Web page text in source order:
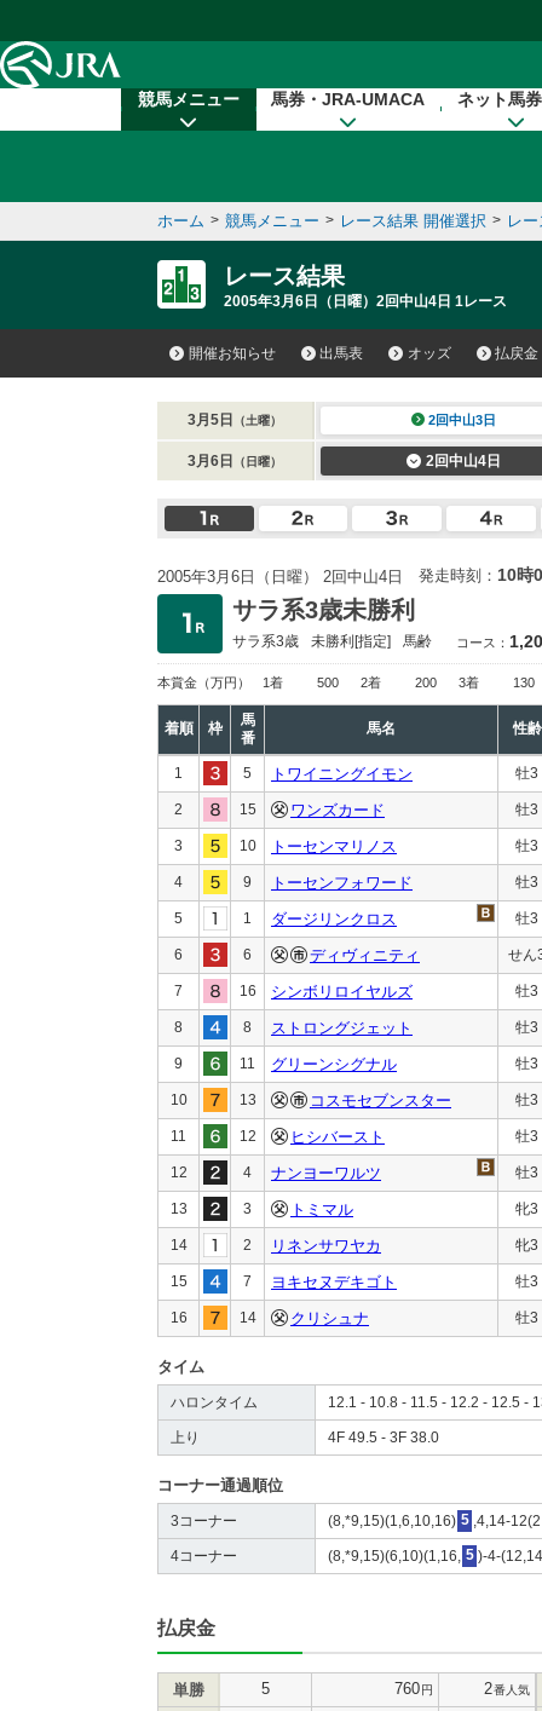
競馬メニュー 馬券・JRA-UMACA ネット馬
ホーム > 競馬メニュー > レース結果 開催選択 > レ
レース結果
2005年3月6日（日曜）2回中山4日 1レース
開催お知らせ 出馬表 オッズ 払戻金
3月5日 （土曜） 2回中山3日
3月6日 （日曜） 2回中山4日
2005年3月6日（日曜） 2回中山4日 発走時刻： 10時
サラ系3歳未勝利
サラ系3歳 未勝利[指定] 馬齢 コース：
本賞金 （万円） 1着 500 2着 200 3着 130
着順 枠
馬
番
馬名 性齢
1 5 トワイニングイモン 牡3
2 15 ワンズカード 牡3
3 10 トーセンマリノス 牡3
4 9 トーセンフォワード 牡3
5 1 ダージリンクロス 牡3
6 6 ディヴィニティ せん
7 16 シンボリロイヤルズ 牡3
8 8 ストロングジェット 牡3
9 11 グリーンシグナル 牡3
10 13 コスモセブンスター 牡3
11 12 ヒシバースト 牡3
12 4 ナンヨーワルツ 牡3
13 3 トミマル 牝3
14 2 リネンサワヤカ 牝3
15 7 ヨキセヌデキゴト 牡3
16 14 クリシュナ 牡3
タイム
ハロンタイム 12.1 - 10.8 - 11.5 - 12.2 - 12.5 -
上り 4F 49.5 - 3F 38.0
コーナー通過順位
3コーナー (8,*9,15)(1,6,10,16) 5 ,4,14-
4コーナー (8,*9,15)(6,10)(1,16, 5 )-4-
払戻金
単勝 5 760円 2番人気